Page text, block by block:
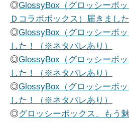
◎GlossyBox（グロッシーボ
Ｄコラボボックス）届きまし
◎GlossyBox（グロッシーボ
した！（※ネタバレあり）
◎GlossyBox（グロッシーボ
した！（※ネタバレあり）
◎GlossyBox（グロッシーボ
した！（※ネタバレあり）
◎グロッシーボックス、もう